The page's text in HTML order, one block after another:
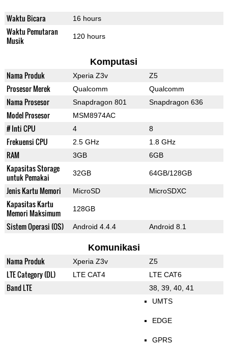
Waktu Bicara 16 hours
Waktu Pemutaran
Musik
120 hours
Komputasi
Nama Produk Xperia Z3v Z5
Prosesor Merek Qualcomm Qualcomm
Nama Prosesor Snapdragon 801 Snapdragon 636
Model Prosesor MSM8974AC
# Inti CPU 4 8
Frekuensi CPU 2.5 GHz 1.8 GHz
RAM 3GB 6GB
Kapasitas Storage
untuk Pemakai
32GB 64GB/128GB
Jenis Kartu Memori MicroSD MicroSDXC
Kapasitas Kartu
Memori Maksimum
128GB
Sistem Operasi (OS) Android 4.4.4 Android 8.1
Komunikasi
Nama Produk Xperia Z3v Z5
LTE Category (DL) LTE CAT4 LTE CAT6
Band LTE 38, 39, 40, 41
UMTS
EDGE
GPRS